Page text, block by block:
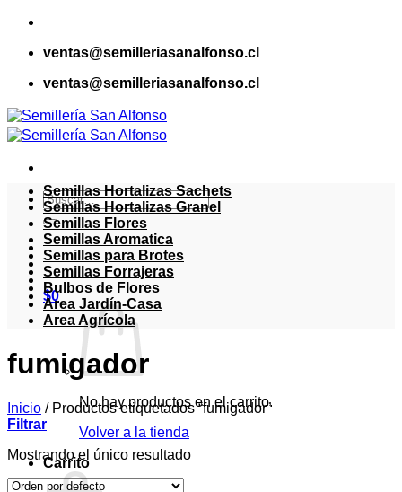
Saltar
contenidoventas@semilleriasanalfonso.cl
ventas@semilleriasanalfonso.cl
Buscar
por:
$0
No hay productos en el carrito.
Volver a la tienda
Carrito
Semillas Hortalizas Sachets
Semillas Hortalizas Granel
Semillas Flores
Semillas Aromatica
Semillas para Brotes
Semillas Forrajeras
Bulbos de Flores
Area Jardín-Casa
Area Agrícola
fumigador
Inicio /Productos etiquetados “fumigador”
Filtrar
Mostrando el único resultado